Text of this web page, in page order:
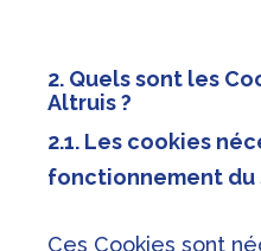
2. Quels sont les
Altruis ?
2.1. Les cookies
fonctionnement du
Ces Cookies sont